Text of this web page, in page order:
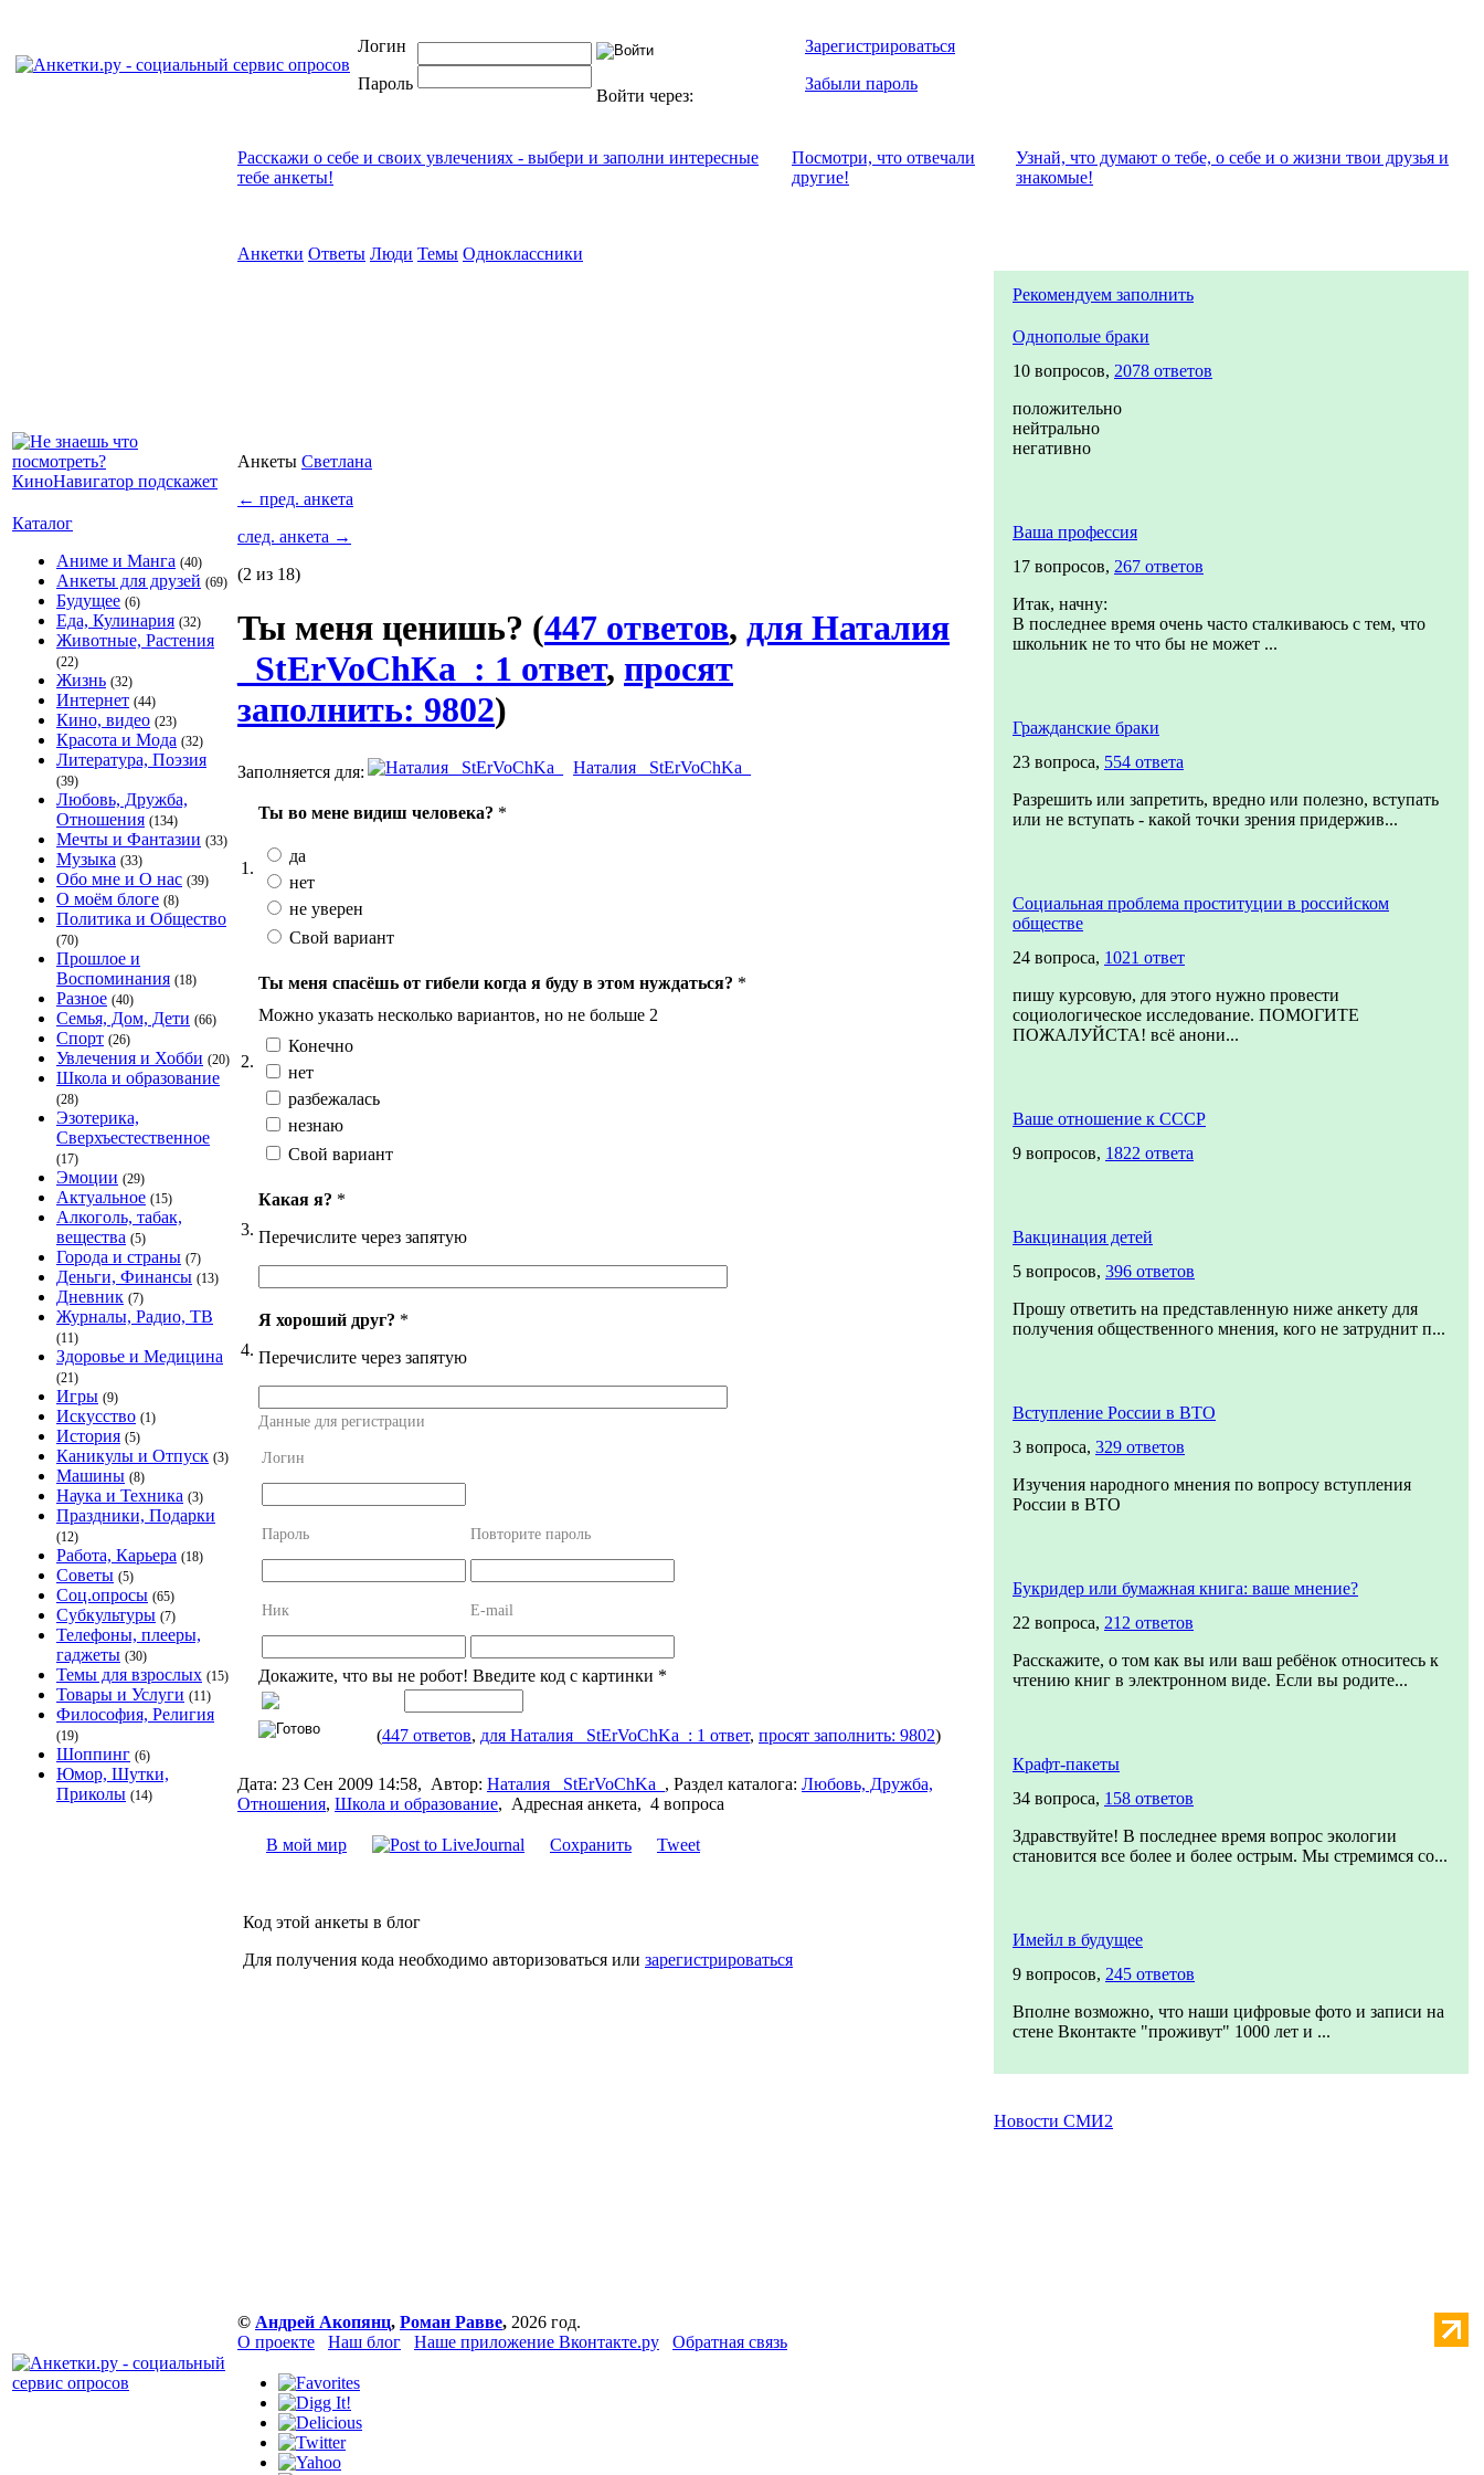
Логин
Пароль
Войти через:
Зарегистрироваться
Забыли пароль
Каталог
Аниме и Манга (40)
Анкеты для друзей (69)
Будущее (6)
Еда, Кулинария (32)
Животные, Растения
(22)
Жизнь (32)
Интернет (44)
Кино, видео (23)
Красота и Мода (32)
Литература, Поэзия
(39)
Любовь, Дружба,
Отношения (134)
Мечты и Фантазии (33)
Музыка (33)
Обо мне и О нас (39)
О моём блоге (8)
Политика и Общество
(70)
Прошлое и
Воспоминания (18)
Разное (40)
Семья, Дом, Дети (66)
Спорт (26)
Увлечения и Хобби (20)
Школа и образование
(28)
Эзотерика,
Сверхъестественное
(17)
Эмоции (29)
Актуальное (15)
Алкоголь, табак,
вещества (5)
Города и страны (7)
Деньги, Финансы (13)
Дневник (7)
Журналы, Радио, ТВ
(11)
Здоровье и Медицина
(21)
Игры (9)
Искусство (1)
История (5)
Каникулы и Отпуск (3)
Машины (8)
Наука и Техника (3)
Праздники, Подарки
(12)
Работа, Карьера (18)
Советы (5)
Соц.опросы (65)
Субкультуры (7)
Телефоны, плееры,
гаджеты (30)
Темы для взрослых (15)
Товары и Услуги (11)
Философия, Религия
(19)
Шоппинг (6)
Юмор, Шутки,
Приколы (14)
Расскажи о себе и своих увлечениях - выбери и заполни интересные
тебе анкеты!
Посмотри, что отвeчали
другие!
Узнай, что думают о тебе, о себе и о жизни твои друзья и
знакомые!
Анкетки Ответы Люди Темы Одноклассники
Анкеты Светлана
← пред. анкета
след. анкета →
(2 из 18)
Ты меня ценишь? (447 ответов, для Наталия
_StErVoChKa_: 1 ответ, просят
заполнить: 9802)
Заполняется для: Наталия _StErVoChKa_
1.
Ты во мене видиш человека? *
да
нет
не уверен
Свой вариант
2.
Ты меня спасёшь от гибели когда я буду в этом нуждаться? *
Можно указать несколько вариантов, но не больше 2
Конечно
нет
разбежалась
незнаю
Свой вариант
3.
Какая я? *
Перечислите через запятую
4.
Я хороший друг? *
Перечислите через запятую
Данные для регистрации
Логин
Пароль Повторите пароль
Ник E-mail
Докажите, что вы не робот! Введите код с картинки *
(447 ответов, для Наталия _StErVoChKa_: 1 ответ, просят заполнить: 9802)
Дата: 23 Сен 2009 14:58, Автор: Наталия _StErVoChKa_ , Раздел каталога: Любовь, Дружба,
Отношения, Школа и образование, Адресная анкета, 4 вопроса
В мой мир Сохранить Tweet
Код этой анкеты в блог
Для получения кода необходимо авторизоваться или зарегистрироваться
Рекомендуем заполнить
Однополые браки
10 вопросов, 2078 ответов
положительно
нейтрально
негативно
Ваша профессия
17 вопросов, 267 ответов
Итак, начну:
В последнее время очень часто сталкиваюсь с тем, что
школьник не то что бы не может ...
Гражданские браки
23 вопроса, 554 ответа
Разрешить или запретить, вредно или полезно, вступать
или не вступать - какой точки зрения придержив...
Социальная проблема проституции в российском
обществе
24 вопроса, 1021 ответ
пишу курсовую, для этого нужно провести
социологическое исследование. ПОМОГИТЕ
ПОЖАЛУЙСТА! всё анони...
Ваше отношение к СССР
9 вопросов, 1822 ответа
Вакцинация детей
5 вопросов, 396 ответов
Прошу ответить на представленную ниже анкету для
получения общественного мнения, кого не затруднит п...
Вступление России в ВТО
3 вопроса, 329 ответов
Изучения народного мнения по вопросу вступления
России в ВТО
Букридер или бумажная книга: ваше мнение?
22 вопроса, 212 ответов
Расскажите, о том как вы или ваш ребёнок относитесь к
чтению книг в электронном виде. Если вы родите...
Крафт-пакеты
34 вопроса, 158 ответов
Здравствуйте! В последнее время вопрос экологии
становится все более и более острым. Мы стремимся со...
Имейл в будущее
9 вопросов, 245 ответов
Вполне возможно, что наши цифровые фото и записи на
стене Вконтакте "проживут" 1000 лет и ...
Новости СМИ2
© Андрей Акопянц, Роман Равве, 2026 год.
О проекте
Наш блог Наше приложение Вконтакте.ру Обратная связь